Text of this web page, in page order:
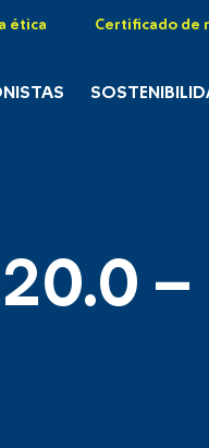
ética Certificado de
–